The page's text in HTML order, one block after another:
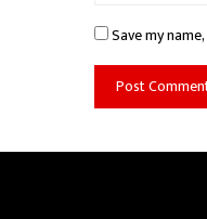
Save my